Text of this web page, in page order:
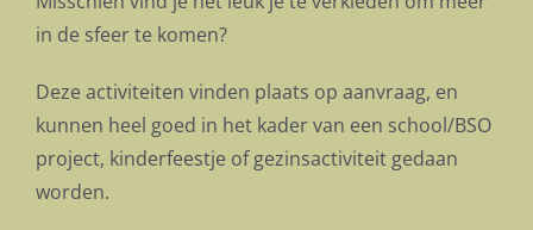
in de sfeer te komen?
Deze activiteiten vinden plaats op aanvraag, en
kunnen heel goed in het kader van een school/BSO
project, kinderfeestje of gezinsactiviteit gedaan
worden.